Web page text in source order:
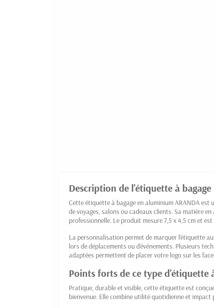
Description de l'étiquette à
Cette étiquette à bagage en aluminium ARANDA
de voyages, salons ou cadeaux clients. Sa matière
professionnelle. Le produit mesure 7,5 x 4,5 cm et
La personnalisation permet de marquer l'étiquette
lors de déplacements ou d'événements. Plusieurs
adaptées permettent de placer votre logo sur les
Points forts de ce type d'étiquette
Pratique, durable et visible, cette étiquette est
bienvenue. Elle combine utilité quotidienne et